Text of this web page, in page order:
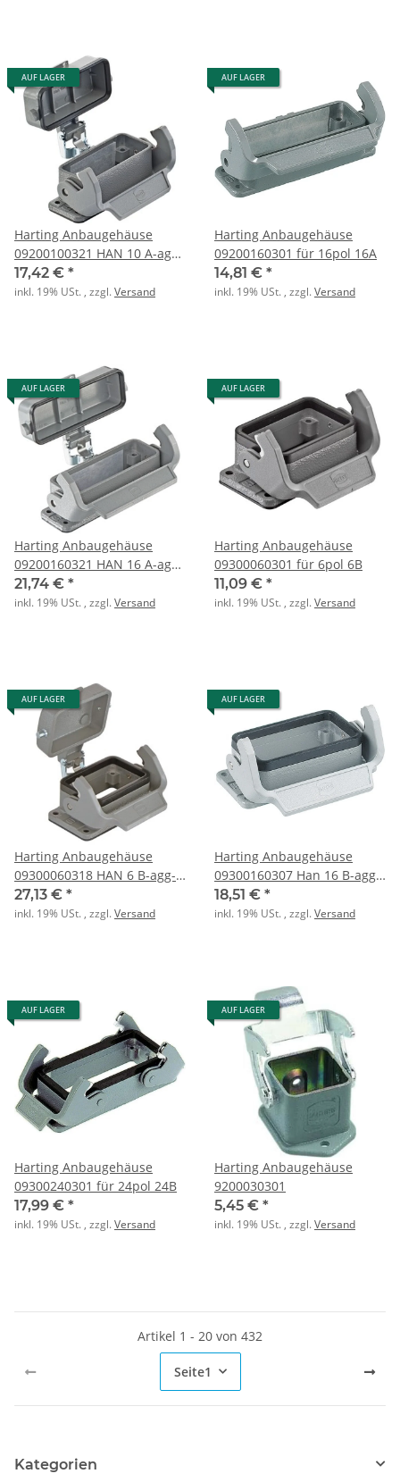
AUF LAGER
Harting Anbaugehäuse
09200100321 HAN 10 A-agg-
LB-K
17,42 € *
inkl. 19% USt. , zzgl.Versand
AUF LAGER
Harting Anbaugehäuse
09200160301 für 16pol 16A
14,81 € *
inkl. 19% USt. , zzgl.Versand
AUF LAGER
Harting Anbaugehäuse
09200160321 HAN 16 A-agg-
LB-K
21,74 € *
inkl. 19% USt. , zzgl.Versand
AUF LAGER
Harting Anbaugehäuse
09300060301 für 6pol 6B
11,09 € *
inkl. 19% USt. , zzgl.Versand
AUF LAGER
Harting Anbaugehäuse
09300060318 HAN 6 B-agg-
LB-K
27,13 € *
inkl. 19% USt. , zzgl.Versand
AUF LAGER
Harting Anbaugehäuse
09300160307 Han 16 B-agg-
LB
18,51 € *
inkl. 19% USt. , zzgl.Versand
AUF LAGER
Harting Anbaugehäuse
09300240301 für 24pol 24B
17,99 € *
inkl. 19% USt. , zzgl.Versand
AUF LAGER
Harting Anbaugehäuse
9200030301
5,45 € *
inkl. 19% USt. , zzgl.Versand
Artikel 1 - 20 von 432
Seite1
Kategorien